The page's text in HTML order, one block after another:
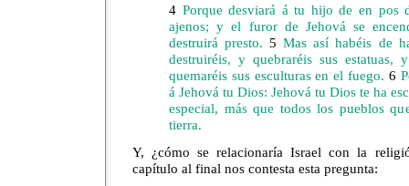
4 Porque desviará á tu hijo de en pos
ajenos; y el furor de Jehová se
destruirá presto.5 Mas así habéis de
destruiréis, y quebraréis sus estatuas,
quemaréis sus esculturas en el fuego. 6
á Jehová tu Dios: Jehová tu Dios te ha
especial, más que todos los pueblos
tierra.
Y, ¿cómo se relacionaría Israel con la
capítulo al final nos contesta esta pregunta: